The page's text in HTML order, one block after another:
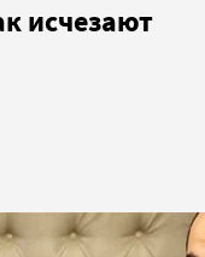
исчезают